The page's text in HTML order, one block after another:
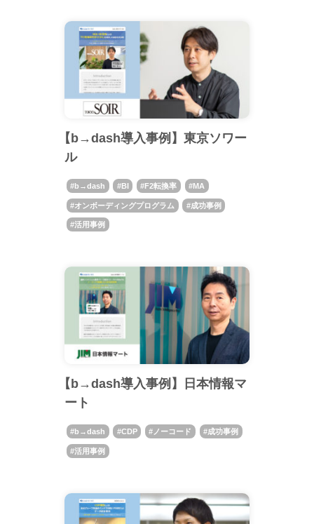
【b→dash導入事例】東京ソワー
ル
b→dash BI F2転換率 MA
オンボーディングプログラム 成功事例
活用事例
【b→dash導入事例】日本情報マ
ート
b→dash CDP ノーコード 成功事例
活用事例